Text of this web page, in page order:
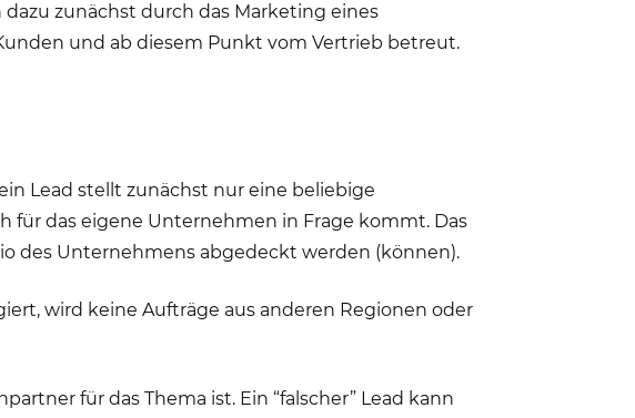
zunächst durch das Marketing eines
und ab diesem Punkt vom Vertrieb betreut.
Lead stellt zunächst nur eine beliebige
für das eigene Unternehmen in Frage kommt. Das
des Unternehmens abgedeckt werden (können).
wird keine Aufträge aus anderen Regionen oder
für das Thema ist. Ein “falscher” Lead kann